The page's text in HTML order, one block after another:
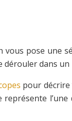
pose une
dans un
pour